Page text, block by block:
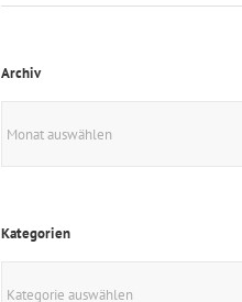
Archiv
Kategorien